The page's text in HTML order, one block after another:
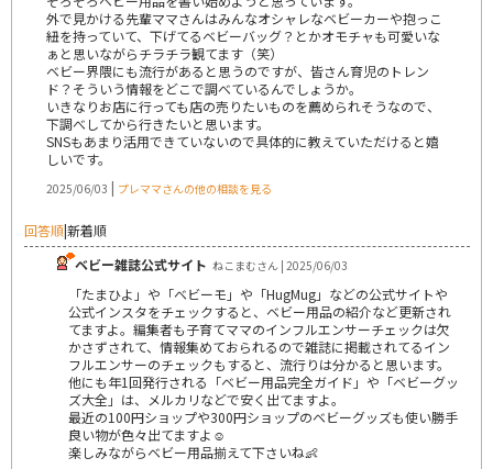
外で見かける先輩ママさんはみんなオシャレなベビーカーや抱っこ
紐を持っていて、下げてるベビーバッグ？とかオモチャも可愛いな
ぁと思いながらチラチラ観てます（笑）
ベビー界隈にも流行があると思うのですが、皆さん育児のトレン
ド？そういう情報をどこで調べているんでしょうか。
いきなりお店に行っても店の売りたいものを薦められそうなので、
下調べしてから行きたいと思います。
SNSもあまり活用できていないので具体的に教えていただけると嬉
しいです。
2025/06/03 | プレママさんの他の相談を見る
回答順|新着順
ベビー雑誌公式サイト ねこまむさん | 2025/06/03
「たまひよ」や「ベビーモ」や「HugMug」などの公式サイトや
公式インスタをチェックすると、ベビー用品の紹介など更新され
てますよ。編集者も子育てママのインフルエンサーチェックは欠
かさずされて、情報集めておられるので雑誌に掲載されてるイン
フルエンサーのチェックもすると、流行りは分かると思います。
他にも年1回発行される「ベビー用品完全ガイド」や「ベビーグッ
ズ大全」は、メルカリなどで安く出てますよ。
最近の100円ショップや300円ショップのベビーグッズも使い勝手
良い物が色々出てますよ☺️
楽しみながらベビー用品揃えて下さいね👶